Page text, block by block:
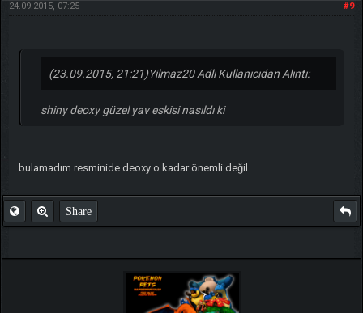
#9
24.09.2015, 07:25
(23.09.2015, 21:21)Yilmaz20 Adlı Kullanıcıdan Alıntı:
shiny deoxy güzel yav eskisi nasıldı ki
bulamadım resminide deoxy o kadar önemli değil
Share